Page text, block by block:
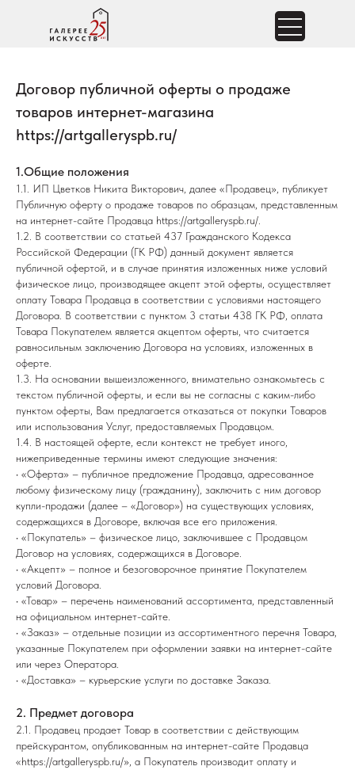
Договор публичной оферты о продаже
товаров интернет-магазина
https://artgalleryspb.ru/
1.Общие положения
1.1. ИП Цветков Никита Викторович, далее «Продавец», публикует
Публичную оферту о продаже товаров по образцам, представленным
на интернет-сайте Продавца https://artgalleryspb.ru/.
1.2. В соответствии со статьей 437 Гражданского Кодекса
Российской Федерации (ГК РФ) данный документ является
публичной офертой, и в случае принятия изложенных ниже условий
физическое лицо, производящее акцепт этой оферты, осуществляет
оплату Товара Продавца в соответствии с условиями настоящего
Договора. В соответствии с пунктом 3 статьи 438 ГК РФ, оплата
Товара Покупателем является акцептом оферты, что считается
равносильным заключению Договора на условиях, изложенных в
оферте.
1.3. На основании вышеизложенного, внимательно ознакомьтесь с
текстом публичной оферты, и если вы не согласны с каким-либо
пунктом оферты, Вам предлагается отказаться от покупки Товаров
или использования Услуг, предоставляемых Продавцом.
1.4. В настоящей оферте, если контекст не требует иного,
нижеприведенные термины имеют следующие значения:
• «Оферта» – публичное предложение Продавца, адресованное
любому физическому лицу (гражданину), заключить с ним договор
купли-продажи (далее – «Договор») на существующих условиях,
содержащихся в Договоре, включая все его приложения.
• «Покупатель» – физическое лицо, заключившее с Продавцом
Договор на условиях, содержащихся в Договоре.
• «Акцепт» – полное и безоговорочное принятие Покупателем
условий Договора.
• «Товар» – перечень наименований ассортимента, представленный
на официальном интернет-сайте.
• «Заказ» – отдельные позиции из ассортиментного перечня Товара,
указанные Покупателем при оформлении заявки на интернет-сайте
или через Оператора.
• «Доставка» – курьерские услуги по доставке Заказа.
2. Предмет договора
2.1. Продавец продает Товар в соответствии с действующим
прейскурантом, опубликованным на интернет-сайте Продавца
«https://artgalleryspb.ru/», а Покупатель производит оплату и